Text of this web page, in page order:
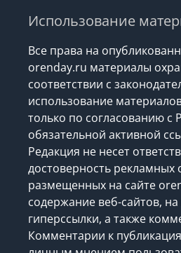
Использование
Все права на
orenday.ru материалы
соответствии с
использование
только по согласованию с
обязательной активной
Редакция не несет
достоверность рекламных
размещенных на сайте
содержание веб-сайтов,
гиперссылки, а также
Комментарии к